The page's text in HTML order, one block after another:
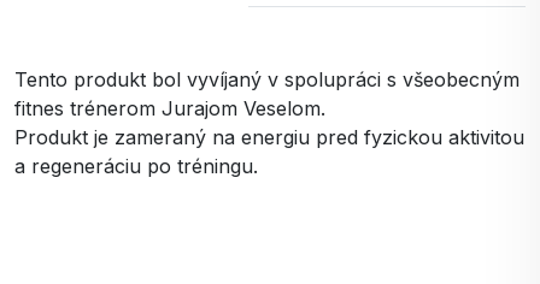
Tento produkt bol vyvíjaný v spolupráci s všeobecným
fitnes trénerom Jurajom Veselom.
Produkt je zameraný na energiu pred fyzickou aktivitou
a regeneráciu po tréningu.